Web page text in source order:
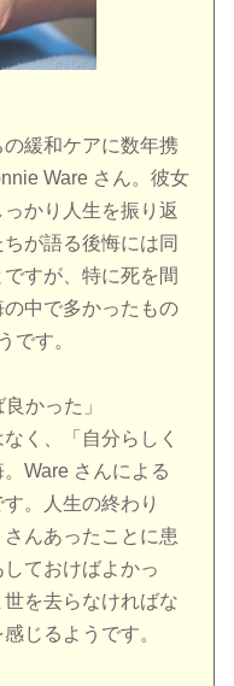
緩和ケアに数年携
Ware さん。彼女
かり人生を振り返
が語る後悔には同
すが、特に死を間
中で多かったもの
です。
かった」
く、「自分らしく
Ware さんによる
。人生の終わり
んあったことに患
ておけばよかっ
を去らなければな
じるようです。